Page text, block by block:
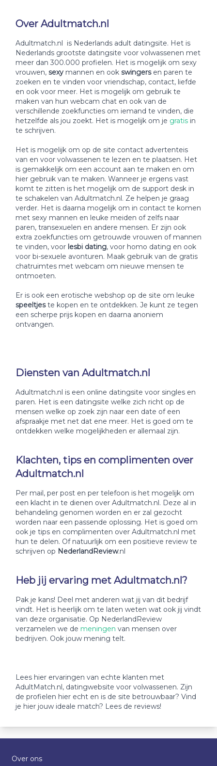
Over Adultmatch.nl
Adultmatch.nl is Nederlands adult datingsite. Het is
Nederlands grootste datingsite voor volwassenen met
meer dan 300.000 profielen. Het is mogelijk om sexy
vrouwen, sexy mannen en ook swingers en paren te
zoeken en te vinden voor vriendschap, contact, liefde
en ook voor meer. Het is mogelijk om gebruik te
maken van hun webcam chat en ook van de
verschillende zoekfuncties om iemand te vinden, die
hetzelfde als jou zoekt. Het is mogelijk om je gratis in
te schrijven.
Het is mogelijk om op de site contact advertenteis
van en voor volwassenen te lezen en te plaatsen. Het
is gemakkelijk om een account aan te maken en om
hier gebruik van te maken. Wanneer je ergens vast
komt te zitten is het mogelijk om de support desk in
te schakelen van Adultmatch.nl. Ze helpen je graag
verder. Het is daarna mogelijk om in contact te komen
met sexy mannen en leuke meiden of zelfs naar
paren, transexuelen en andere mensen. Er zijn ook
extra zoekfuncties om getrouwde vrouwen of mannen
te vinden, voor lesbi dating, voor homo dating en ook
voor bi-sexuele avonturen. Maak gebruik van de gratis
chatruimtes met webcam om nieuwe mensen te
ontmoeten.
Er is ook een erotische webshop op de site om leuke
speeltjeste kopen en te ontdekken. Je kunt ze tegen
een scherpe prijs kopen en daarna anoniem
ontvangen.
Diensten van Adultmatch.nl
Adultmatch.nl is een online datingsite voor singles en
paren. Het is een datingsite welke zich richt op de
mensen welke op zoek zijn naar een date of een
afspraakje met net dat ene meer. Het is goed om te
ontdekken welke mogelijkheden er allemaal zijn.
Klachten, tips en complimenten over
Adultmatch.nl
Per mail, per post en per telefoon is het mogelijk om
een klacht in te dienen over Adultmatch.nl. Deze al in
behandeling genomen worden en er zal gezocht
worden naar een passende oplossing. Het is goed om
ook je tips en complimenten over Adultmatch.nl met
hun te delen. Of natuurlijk om een positieve review te
schrijven op NederlandReview.nl
Heb jij ervaring met Adultmatch.nl?
Pak je kans! Deel met anderen wat jij van dit bedrijf
vindt. Het is heerlijk om te laten weten wat ook jij vindt
van deze organisatie. Op NederlandReview
verzamelen we de meningen van mensen over
bedrijven. Ook jouw mening telt.
Lees hier ervaringen van echte klanten met
AdultMatch.nl, datingwebsite voor volwassenen. Zijn
de profielen hier echt en is de site betrouwbaar? Vind
je hier jouw ideale match? Lees de reviews!
Over ons